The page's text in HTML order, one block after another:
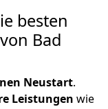
besten
Bad
Neustart.
Leistungen wie